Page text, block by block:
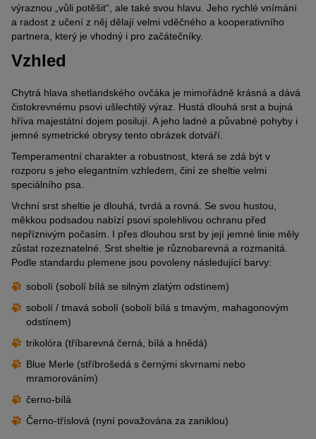
výraznou „vůli potěšit“, ale také svou hlavu. Jeho rychlé vnímání
a radost z učení z něj dělají velmi vděčného a kooperativního
partnera, který je vhodný i pro začátečníky.
Vzhled
Chytrá hlava shetlandského ovčáka je mimořádně krásná a dává
čistokrevnému psovi ušlechtilý výraz. Hustá dlouhá srst a bujná
hříva majestátní dojem posilují. A jeho ladné a půvabné pohyby i
jemné symetrické obrysy tento obrázek dotváří.
Temperamentní charakter a robustnost, která se zdá být v
rozporu s jeho elegantním vzhledem, činí ze sheltie velmi
speciálního psa.
Vrchní srst sheltie je dlouhá, tvrdá a rovná. Se svou hustou,
měkkou podsadou nabízí psovi spolehlivou ochranu před
nepříznivým počasím. I přes dlouhou srst by její jemné linie měly
zůstat rozeznatelné. Srst sheltie je různobarevná a rozmanitá.
Podle standardu plemene jsou povoleny následující barvy:
sobolí (sobolí bílá se silným zlatým odstínem)
sobolí / tmavá sobolí (sobolí bílá s tmavým, mahagonovým
odstínem)
trikolóra (tříbarevná černá, bílá a hnědá)
Blue Merle (stříbrošedá s černými skvrnami nebo
mramorováním)
černo-bílá
Černo-tříslová (nyní považována za zaniklou)